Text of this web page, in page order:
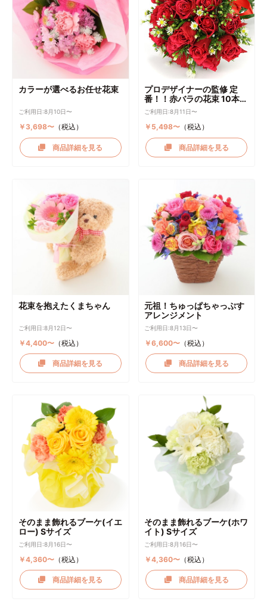
カラーが選べるお任せ花束
ご利用日:8月10日〜
￥3,698〜（税込）
商品詳細を見る
プロデザイナーの監修 定
番！！赤バラの花束 10本～
選択可能
ご利用日:8月11日〜
￥5,498〜 （税込）
商品詳細を見る
花束を抱えたくまちゃん
ご利用日:8月12日〜
￥4,400〜（税込）
商品詳細を見る
元祖！ちゅっぱちゃっぷす
アレンジメント
ご利用日:8月13日〜
￥6,600〜 （税込）
商品詳細を見る
そのまま飾れるブーケ(イエ
ロー) Sサイズ
ご利用日:8月16日〜
￥4,360〜（税込）
商品詳細を見る
そのまま飾れるブーケ(ホワ
イト) Sサイズ
ご利用日:8月16日〜
￥4,360〜 （税込）
商品詳細を見る